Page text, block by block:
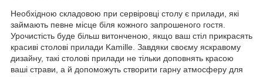
Необхідною складовою при сервіровці столу є прилади, які
займають певне місце біля кожного запрошеного гостя.
Урочистість буде більш витонченою, якщо ваш стіл прикрасять
красиві столові прилади Kamille. Завдяки своєму яскравому
дизайну, такі столові прилади не тільки доповнять красою
ваші страви, а й допоможуть створити гарну атмосферу для